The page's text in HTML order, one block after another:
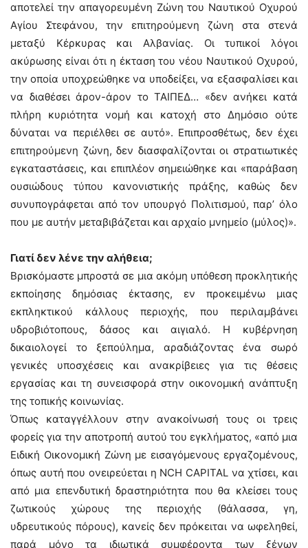
αποτελεί την απαγορευμένη Ζώνη του Ναυτικού Οχυρού
Αγίου Στεφάνου, την επιτηρούμενη ζώνη στα στενά
μεταξύ Κέρκυρας και Αλβανίας. Οι τυπικοί λόγοι
ακύρωσης είναι ότι η έκταση του νέου Ναυτικού Οχυρού,
την οποία υποχρεώθηκε να υποδείξει, να εξασφαλίσει και
να διαθέσει άρον-άρον το ΤΑΙΠΕΔ… «δεν ανήκει κατά
πλήρη κυριότητα νομή και κατοχή στο Δημόσιο ούτε
δύναται να περιέλθει σε αυτό». Επιπροσθέτως, δεν έχει
επιτηρούμενη ζώνη, δεν διασφαλίζονται οι στρατιωτικές
εγκαταστάσεις, και επιπλέον σημειώθηκε και «παράβαση
ουσιώδους τύπου κανονιστικής πράξης, καθώς δεν
συνυπογράφεται από τον υπουργό Πολιτισμού, παρ’ όλο
που με αυτήν μεταβιβάζεται και αρχαίο μνημείο (μύλος)».
Γιατί δεν λένε την αλήθεια;
Βρισκόμαστε μπροστά σε μια ακόμη υπόθεση προκλητικής
εκποίησης δημόσιας έκτασης, εν προκειμένω μιας
εκπληκτικού κάλλους περιοχής, που περιλαμβάνει
υδροβιότοπους, δάσος και αιγιαλό. Η κυβέρνηση
δικαιολογεί το ξεπούλημα, αραδιάζοντας ένα σωρό
γενικές υποσχέσεις και ανακρίβειες για τις θέσεις
εργασίας και τη συνεισφορά στην οικονομική ανάπτυξη
της τοπικής κοινωνίας.
Όπως καταγγέλλουν στην ανακοίνωσή τους οι τρεις
φορείς για την αποτροπή αυτού του εγκλήματος, «από μια
Ειδική Οικονομική Ζώνη με εισαγόμενους εργαζομένους,
όπως αυτή που ονειρεύεται η NCH CAPITAL να χτίσει, και
από μια επενδυτική δραστηριότητα που θα κλείσει τους
ζωτικούς χώρους της περιοχής (θάλασσα, γη,
υδρευτικούς πόρους), κανείς δεν πρόκειται να ωφεληθεί,
παρά μόνο τα ιδιωτικά συμφέροντα των ξένων